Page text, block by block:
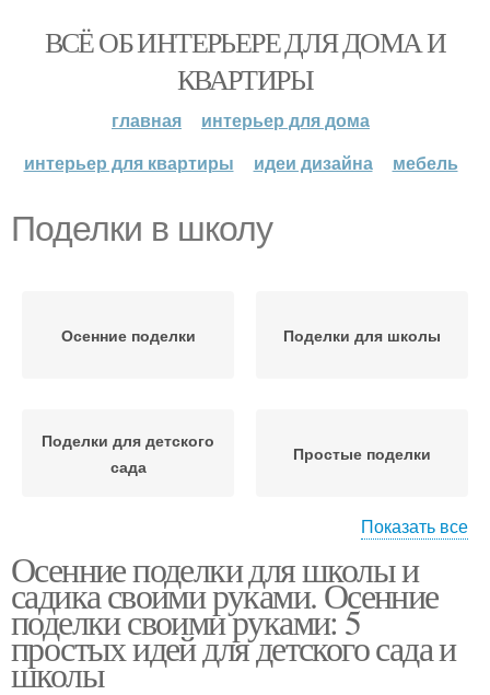
ВСЁ ОБ ИНТЕРЬЕРЕ ДЛЯ ДОМА И
КВАРТИРЫ
главная
интерьер для дома
интерьер для квартиры
идеи дизайна мебель
Поделки в школу
Осенние поделки Поделки для школы
Поделки для детского
сада
Простые поделки
Поделки для детей Поделка на участке
Осени в школу
Показать все
Осенние поделки для школы и
садика своими руками. Осенние
поделки своими руками: 5
простых идей для детского сада и
школы